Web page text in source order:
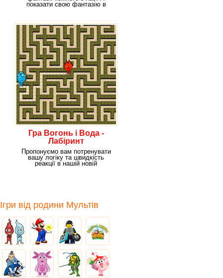
показати свою фантазію в
Гра Вогонь і Вода -
Лабіринт
Пропонуємо вам потренувати
вашу логіку та швидкість
реакції в нашій новій
Ігри від родини Мультів